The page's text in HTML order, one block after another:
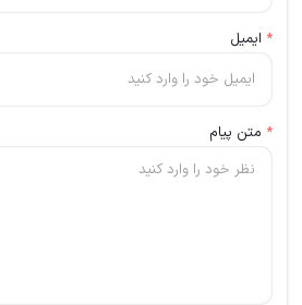
* ایمیل
* متن پیام